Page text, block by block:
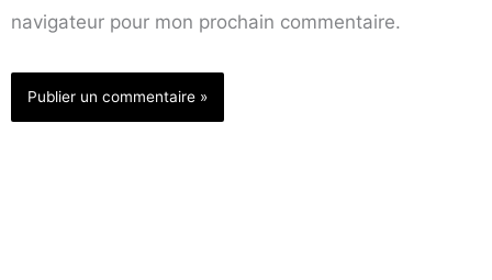
navigateur pour mon prochain commentaire.